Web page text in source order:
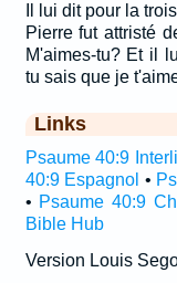
Il lui dit pour la
Pierre fut attristé
M'aimes-tu? Et il
tu sais que je
Links
Psaume 40:9
40:9 Espagnol •
• Psaume 40:9
Bible Hub
Version Louis